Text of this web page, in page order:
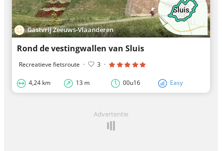
Gastvrij Zeeuws-Vlaanderen
Rond de vestingwallen van Sluis
Recreatieve fietsroute · 3 ·
4,24 km 13 m 00u16 Easy
Advertentie